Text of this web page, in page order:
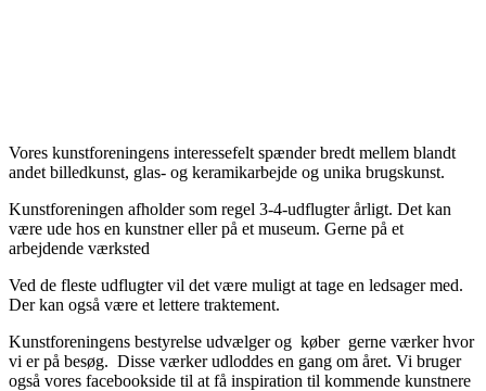
Vores kunstforeningens interessefelt spænder bredt mellem blandt
andet billedkunst, glas- og keramikarbejde og unika brugskunst.
Kunstforeningen afholder som regel 3-4-udflugter årligt. Det kan
være ude hos en kunstner eller på et museum. Gerne på et
arbejdende værksted
Ved de fleste udflugter vil det være muligt at tage en ledsager med.
Der kan også være et lettere traktement.
Kunstforeningens bestyrelse udvælger og køber gerne værker hvor
vi er på besøg. Disse værker udloddes en gang om året. Vi bruger
også vores facebookside til at få inspiration til kommende kunstnere